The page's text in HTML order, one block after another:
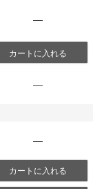
—
カートに入れる
—
—
カートに入れる